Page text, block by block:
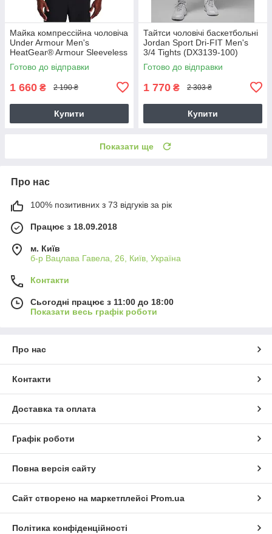
Майка компрессійна чоловіча
Under Armour Men's
HeatGear® Armour Sleeveless
Shirt (1361522-090)
Готово до відправки
1 660 ₴ 2 190 ₴
Купити
Тайтси чоловічі баскетбольні
Jordan Sport Dri-FIT Men's
3/4 Tights (DX3139-100)
Готово до відправки
1 770 ₴ 2 303 ₴
Купити
Показати ще
Про нас
100% позитивних з 73 відгуків за рік
Працює з 18.09.2018
м. Київ
б-р Вацлава Гавела, 26, Київ, Україна
Контакти
Сьогодні працює з 11:00 до 18:00
Показати весь графік роботи
Про нас
Контакти
Доставка та оплата
Графік роботи
Повна версія сайту
Сайт створено на маркетплейсі Prom.ua
Політика конфіденційності